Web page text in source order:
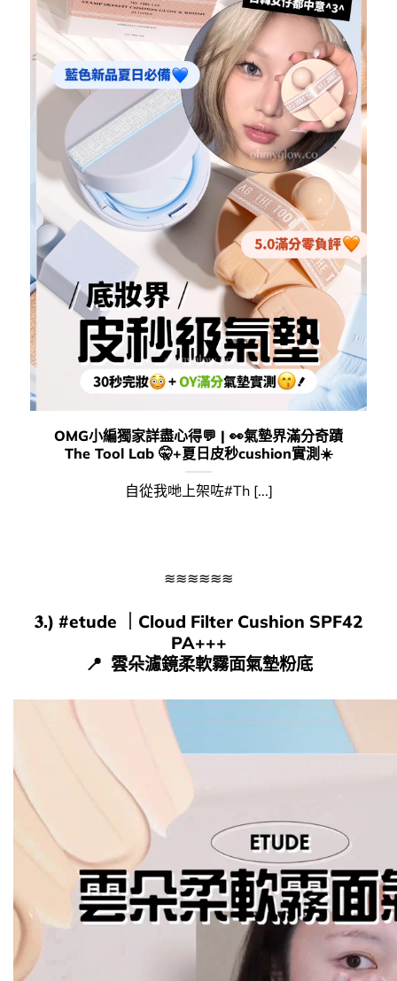
OMG小編獨家詳盡心得💬​ | 👀​氣墊界滿分奇蹟
The Tool Lab 🤫​+夏日皮秒cushion實測☀️​
自從我哋上架咗#Th [...]
≋≋≋≋≋≋
𝟑.) #etude
Cloud Filter Cushion SPF42
PA+++
📍​ 雲朵濾鏡柔軟霧面氣墊粉底